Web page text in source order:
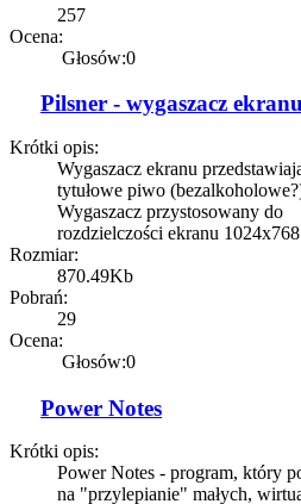
257
Ocena:
Głosów:0
Pilsner - wygaszacz ekranu
Krótki opis:
Wygaszacz ekranu
tytułowe piwo
Wygaszacz przystosowany do
rozdzielczości ekranu 1024x768
Rozmiar:
870.49Kb
Pobrań:
29
Ocena:
Głosów:0
Power Notes
Krótki opis:
Power Notes - program, który
na "przylepianie" małych,